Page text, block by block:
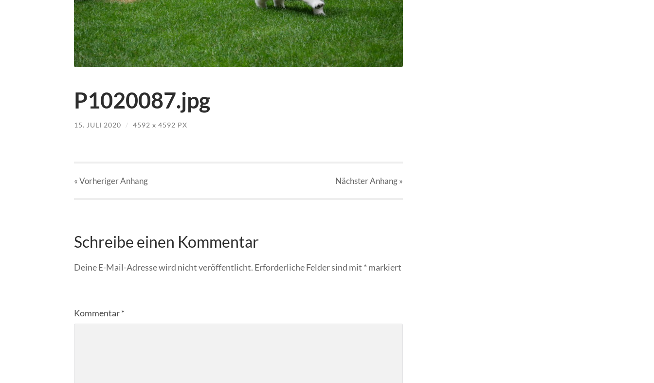
P1020087.jpg
15. JULI 2020 / 4592 x 4592 PX
« VorherigerAnhang NächsterAnhang»
Schreibe einen Kommentar
Deine E-Mail-Adresse wird nicht veröffentlicht. Erforderliche Felder sind mit * markiert
Kommentar*